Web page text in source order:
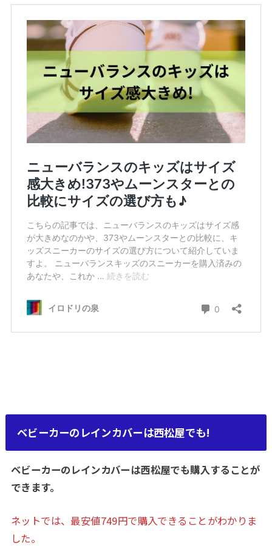
ベビーカーのレインカバーは西松屋でも!
ベビーカーのレインカバーは西松屋でも購入することが
できます。
ネットでは、最安値749円で購入できることがわかりま
した。